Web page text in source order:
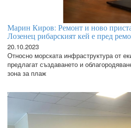
Марин Киров: Ремонт и ново
Лозенец рибарският кей е пред
20.10.2023
Относно морската инфраструктура от
предлагат създаването и
зона за плаж